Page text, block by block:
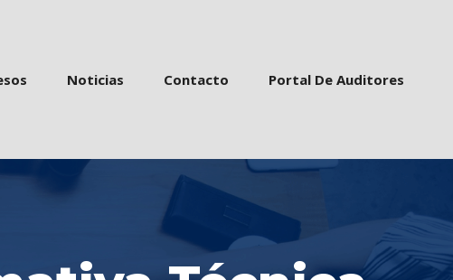
Noticia Contacto Portal De Auditore